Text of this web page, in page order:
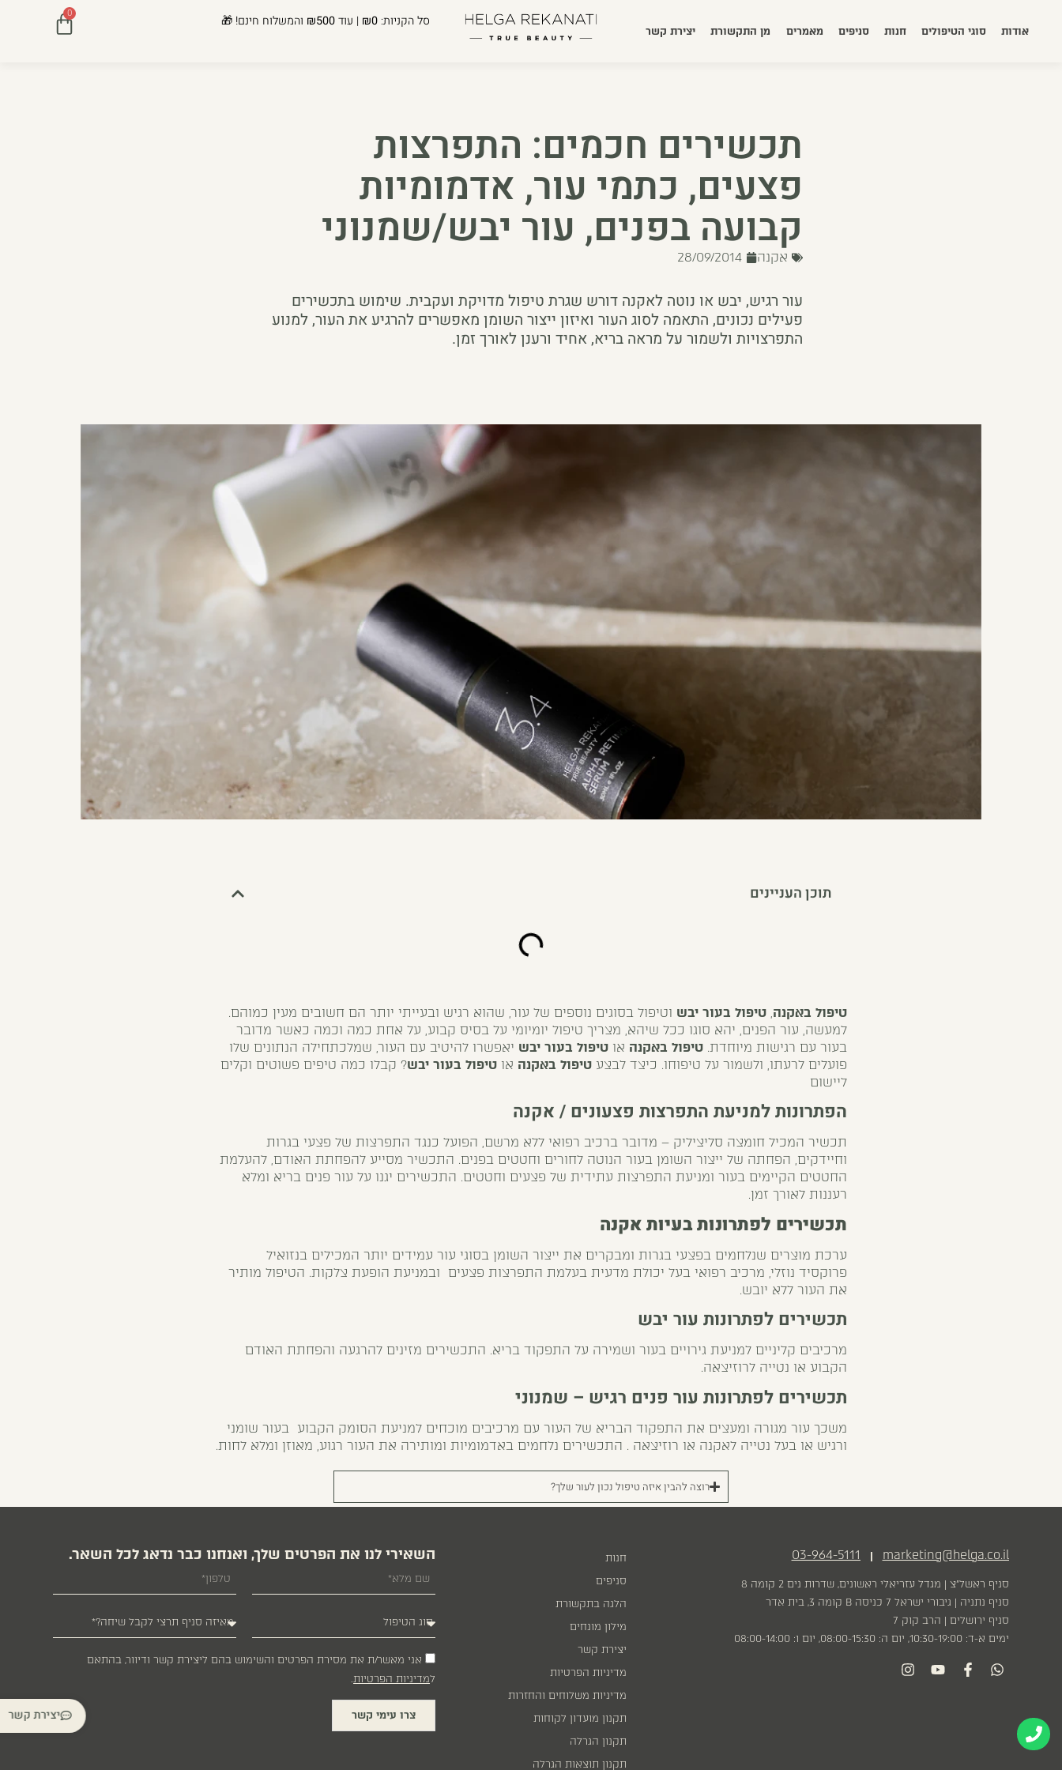
אודות סוגי הטיפולים חנות סניפים מאמרים מן התקשורת יצירת קשר
סל הקניות: ₪0 | עוד₪500 והמשלוח חינם! 🎁 0
תכשירים חכמים: התפרצות
פצעים, כתמי עור, אדמומיות
קבועה בפנים, עור יבש/שמנוני
אקנה 28/09/2014
עור רגיש, יבש או נוטה לאקנה דורש שגרת טיפול מדויקת ועקבית. שימוש בתכשירים
פעילים נכונים, התאמה לסוג העור ואיזון ייצור השומן מאפשרים להרגיע את העור, למנוע
התפרצויות ולשמור על מראה בריא, אחיד ורענן לאורך זמן.
תוכן העניינים
טיפול באקנה, טיפול בעור יבש וטיפול בסוגים נוספים של עור, שהוא רגיש ובעייתי יותר הם חשובים מעין כמוהם.
למעשה, עור הפנים, יהא סוגו ככל שיהא, מצריך טיפול יומיומי על בסיס קבוע, על אחת כמה וכמה כאשר מדובר
בעור עם רגישות מיוחדת. טיפול באקנה או טיפול בעור יבש יאפשרו להיטיב עם העור, שמלכתחילה הנתונים שלו
פועלים לרעתו, ולשמור על טיפוחו. כיצד לבצע טיפול באקנה או טיפול בעור יבש? קבלו כמה טיפים פשוטים וקלים
ליישום
הפתרונות למניעת התפרצות פצעונים / אקנה
תכשיר המכיל חומצה סליציליק – מדובר ברכיב רפואי ללא מרשם, הפועל כנגד התפרצות של פצעי בגרות
וחיידקים, הפחתה של ייצור השומן בעור הנוטה לחורים וחטטים בפנים. התכשיר מסייע להפחתת האודם, להעלמת
החטטים הקיימים בעור ומניעת התפרצות עתידית של פצעים וחטטים. התכשירים יגנו על עור פנים בריא ומלא
רעננות לאורך זמן.
תכשירים לפתרונות בעיות אקנה
ערכת מוצרים שנלחמים בפצעי בגרות ומבקרים את ייצור השומן בסוגי עור עמידים יותר המכילים בנזואיל
פרוקסיד נוזלי, מרכיב רפואי בעל יכולת מדעית בעלמת התפרצות פצעים ובמניעת הופעת צלקות. הטיפול מותיר
את העור ללא יובש.
תכשירים לפתרונות עור יבש
מרכיבים קליניים למניעת גירויים בעור ושמירה על התפקוד בריא. התכשירים מזינים להרגעה והפחתת האודם
הקבוע או נטייה לרוזיצאה.
תכשירים לפתרונות עור פנים רגיש – שמנוני
משכך עור מגורה ומעצים את התפקוד הבריא של העור עם מרכיבים מוכחים למניעת הסומק הקבוע בעור שומני
ורגיש או בעל נטייה לאקנה או רוזיצאה . התכשירים נלחמים באדמומיות ומותירה את העור רגוע, מאוזן ומלא לחות.
רוצה להבין איזה טיפול נכון לעור שלך?
03-964-5111 | marketing@helga.co.il
סניף ראשל״צ | מגדל עזריאלי ראשונים, שדרות נים 2 קומה 8
סניף נתניה | גיבורי ישראל 7 כניסה B קומה 3, בית אדר
סניף ירושלים | הרב קוק 7
ימים א-ד: 10:30-19:00, יום ה: 08:00-15:30, יום ו: 08:00-14:00
חנות
סניפים
הלגה בתקשורת
מילון מונחים
יצירת קשר
מדיניות הפרטיות
מדיניות משלוחים והחזרות
תקנון מועדון לקוחות
תקנון הגרלה
תקנון תוצאות הגרלה
השאירי לנו את הפרטים שלך, ואנחנו כבר נדאג לכל השאר.
אני מאשר/ת את מסירת הפרטים והשימוש בהם ליצירת קשר ודיוור, בהתאם
למדיניות הפרטיות.
צרו עימי קשר יצירת קשר